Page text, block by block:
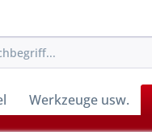
Werkzeuge usw.